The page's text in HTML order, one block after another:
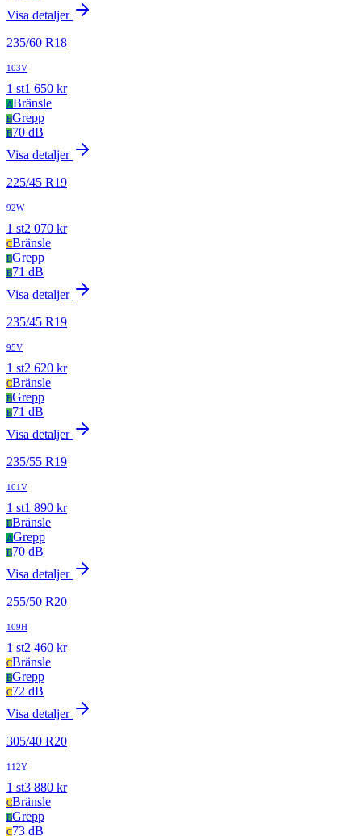
Visa detaljer
235/60 R18
103V
1 st1 650 kr
ABränsle
BGrepp
B70 dB
Visa detaljer
225/45 R19
92W
1 st2 070 kr
CBränsle
BGrepp
B71 dB
Visa detaljer
235/45 R19
95V
1 st2 620 kr
CBränsle
BGrepp
B71 dB
Visa detaljer
235/55 R19
101V
1 st1 890 kr
BBränsle
AGrepp
B70 dB
Visa detaljer
255/50 R20
109H
1 st2 460 kr
CBränsle
BGrepp
C72 dB
Visa detaljer
305/40 R20
112Y
1 st3 880 kr
CBränsle
BGrepp
C73 dB